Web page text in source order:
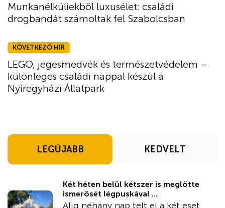
Munkanélküliekből luxusélet: családi
drogbandát számoltak fel Szabolcsban
KÖVETKEZŐ HÍR
LEGO, jegesmedvék és természetvédelem –
különleges családi nappal készül a
Nyíregyházi Állatpark
LEGÚJABB KEDVELT
Két héten belül kétszer is meglőtte
ismerősét légpuskával ...
Alig néhány nap telt el a két eset